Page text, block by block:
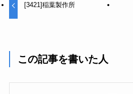
[3421]稲葉製作所
この記事を書いた人